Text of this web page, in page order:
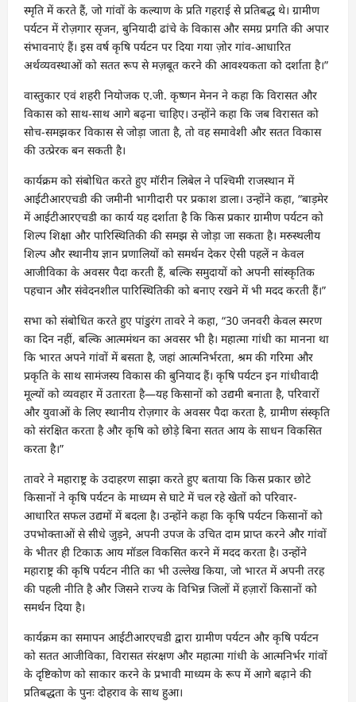
स्मृति में करते हैं, जो गांवों के कल्याण के प्रति गहराई से प्रतिबद्ध थे। ग्रामीण
पर्यटन में रोज़गार सृजन, बुनियादी ढांचे के विकास और समग्र प्रगति की अपार
संभावनाएं हैं। इस वर्ष कृषि पर्यटन पर दिया गया ज़ोर गांव-आधारित
अर्थव्यवस्थाओं को सतत रूप से मज़बूत करने की आवश्यकता को दर्शाता है।”
वास्तुकार एवं शहरी नियोजक ए.जी. कृष्णन मेनन ने कहा कि विरासत और
विकास को साथ-साथ आगे बढ़ना चाहिए। उन्होंने कहा कि जब विरासत को
सोच-समझकर विकास से जोड़ा जाता है, तो वह समावेशी और सतत विकास
की उत्प्रेरक बन सकती है।
कार्यक्रम को संबोधित करते हुए मॉरीन लिबेल ने पश्चिमी राजस्थान में
आईटीआरएचडी की जमीनी भागीदारी पर प्रकाश डाला। उन्होंने कहा, “बाड़मेर
में आईटीआरएचडी का कार्य यह दर्शाता है कि किस प्रकार ग्रामीण पर्यटन को
शिल्प शिक्षा और पारिस्थितिकी की समझ से जोड़ा जा सकता है। मरुस्थलीय
शिल्प और स्थानीय ज्ञान प्रणालियों को समर्थन देकर ऐसी पहलें न केवल
आजीविका के अवसर पैदा करती हैं, बल्कि समुदायों को अपनी सांस्कृतिक
पहचान और संवेदनशील पारिस्थितिकी को बनाए रखने में भी मदद करती हैं।”
सभा को संबोधित करते हुए पांडुरंग तावरे ने कहा, “30 जनवरी केवल स्मरण
का दिन नहीं, बल्कि आत्ममंथन का अवसर भी है। महात्मा गांधी का मानना था
कि भारत अपने गांवों में बसता है, जहां आत्मनिर्भरता, श्रम की गरिमा और
प्रकृति के साथ सामंजस्य विकास की बुनियाद हैं। कृषि पर्यटन इन गांधीवादी
मूल्यों को व्यवहार में उतारता है—यह किसानों को उद्यमी बनाता है, परिवारों
और युवाओं के लिए स्थानीय रोज़गार के अवसर पैदा करता है, ग्रामीण संस्कृति
को संरक्षित करता है और कृषि को छोड़े बिना सतत आय के साधन विकसित
करता है।”
तावरे ने महाराष्ट्र के उदाहरण साझा करते हुए बताया कि किस प्रकार छोटे
किसानों ने कृषि पर्यटन के माध्यम से घाटे में चल रहे खेतों को परिवार-
आधारित सफल उद्यमों में बदला है। उन्होंने कहा कि कृषि पर्यटन किसानों को
उपभोक्ताओं से सीधे जुड़ने, अपनी उपज के उचित दाम प्राप्त करने और गांवों
के भीतर ही टिकाऊ आय मॉडल विकसित करने में मदद करता है। उन्होंने
महाराष्ट्र की कृषि पर्यटन नीति का भी उल्लेख किया, जो भारत में अपनी तरह
की पहली नीति है और जिसने राज्य के विभिन्न जिलों में हज़ारों किसानों को
समर्थन दिया है।
कार्यक्रम का समापन आईटीआरएचडी द्वारा ग्रामीण पर्यटन और कृषि पर्यटन
को सतत आजीविका, विरासत संरक्षण और महात्मा गांधी के आत्मनिर्भर गांवों
के दृष्टिकोण को साकार करने के प्रभावी माध्यम के रूप में आगे बढ़ाने की
प्रतिबद्धता के पुनः दोहराव के साथ हुआ।